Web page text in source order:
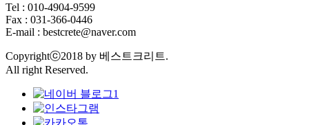
Tel : 010-4904-9599
Fax : 031-366-0446
E-mail : bestcrete@naver.com
Copyrightⓒ2018 by 베스트크리트.
All right Reserved.